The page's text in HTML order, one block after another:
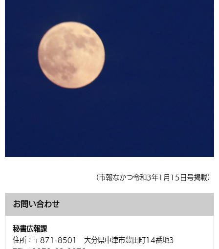
（市報なかつ令和3年1月15日号掲載）
お問い合わせ
秘書広報課
住所： 〒871-8501 大分県中津市豊田町14番地3